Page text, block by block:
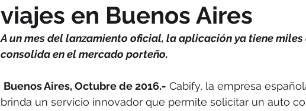
FleishmanHillard Salud Premios RSE Metaverso
viajes en Buenos Aires
A un mes del lanzamiento oficial, la aplicación ya tiene miles
consolida en el mercado porteño.
Buenos Aires, Octubre de 2016.- Cabify, la empresa
brinda un servicio innovador que permite solicitar un auto